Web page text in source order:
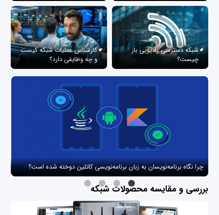
شبکه دسترسی رادیویی باز
چیست؟
کارشناس عملیات شبکه کیست
و چه وظایفی دارد؟
چرا نگاه برنامه‌نویسان به زبان برنامه‌نویسی کاتلین دوخته شده است؟
بررسی و مقایسه محصولات شبکه